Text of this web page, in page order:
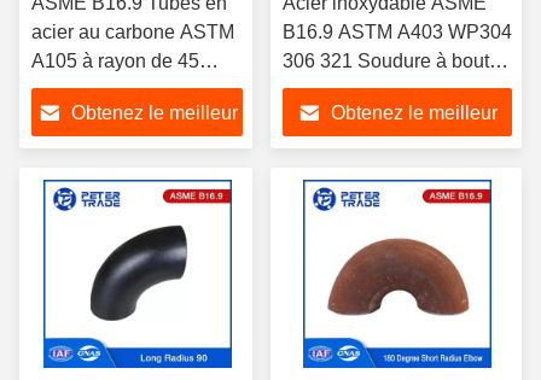
acier au carbone ASTM
A105 à rayon de 45
degrés
Obtenez le meilleur
B16.9 ASTM A403 WP304
306 321 Soudure à bout
long rayon coude 90
degrés coude
Obtenez le meilleur